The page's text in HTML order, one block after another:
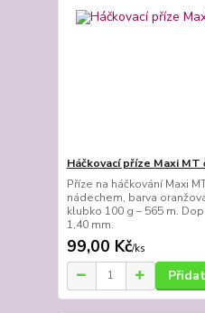
Háčkovací příze Maxi MT
Příze na háčkování Maxi
nádechem, barva
klubko 100 g – 565 m.
1,40 mm.
99,00 Kč/ks